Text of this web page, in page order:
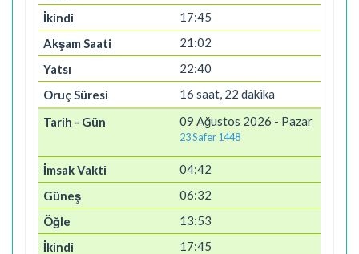
17:45
21:02
22:40
16 saat, 22 dakika
09 Ağustos 2026 - Pazar
23 Safer 1448
04:42
06:32
13:53
17:45